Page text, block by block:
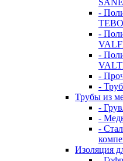
-
TEBO
-
-
-
-
Трубы из
-
-
-
Изоляция